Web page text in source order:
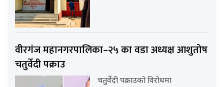
वीरगंज महानगरपालिका–२५ का वडा अध्यक्ष आशुतोष
चतुर्वेदी पक्राउ
चतुर्वेदी पक्राउको विरोधमा